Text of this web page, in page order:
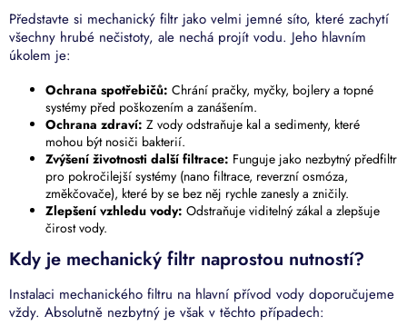
a
c
í
r
v
k
y
v
ý
p
i
s
Představte si mechanický filtr jako velmi jemné síto, které zachytí
všechny hrubé nečistoty, ale nechá projít vodu. Jeho hlavním
úkolem je:
Ochrana spotřebičů: Chrání pračky, myčky, bojlery a topné
systémy před poškozením a zanášením.
Ochrana zdraví: Z vody odstraňuje kal a sedimenty, které
mohou být nosiči bakterií.
Zvýšení životnosti další filtrace: Funguje jako nezbytný předfiltr
pro pokročilejší systémy (nano filtrace, reverzní osmóza,
změkčovače), které by se bez něj rychle zanesly a zničily.
Zlepšení vzhledu vody: Odstraňuje viditelný zákal a zlepšuje
čirost vody.
Kdy je mechanický filtr naprostou nutností?
Instalaci mechanického filtru na hlavní přívod vody doporučujeme
vždy. Absolutně nezbytný je však v těchto případech: